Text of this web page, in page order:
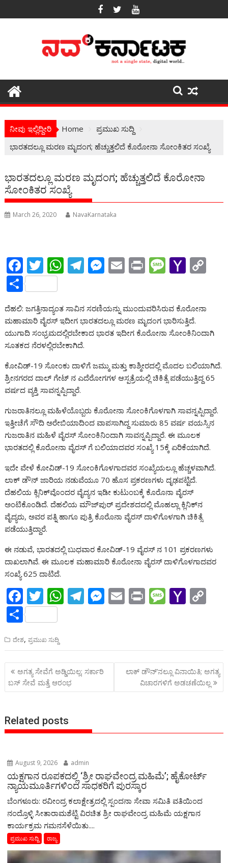
to
ನೀವು ಇಲ್ಲಿದ್ದೀರಿ Home
ಪ್ರಮುಖ ಸುದ್ದಿ
ಭಾರತದಲ್ಲೂ ಮರಣ ಮೃದಂಗ; ಹೆಚ್ಚುತ್ತಲಿದೆ ಕೊರೋನಾ ಸೋಂಕಿತರ ಸಂಖ್ಯೆ
ಭಾರತದಲ್ಲೂ ಮರಣ ಮೃದಂಗ; ಹೆಚ್ಚುತ್ತಲಿದೆ ಕೊರೋನಾ
ಸೋಂಕಿತರ ಸಂಖ್ಯೆ
March 26, 2020 NavaKarnataka
F
ac
e
b
o
o
k
T
w
itt
er
W
s
A
p
p
T
gr
a
M
e
n
er
E
l
Pr M
a
g
Y
o
o
ai
l
Li
k
S
ar
e
ದೆಹಲಿ: ಜಗತ್ತಿನಾದ್ಯಂತ ಸಾವಿನ ಸರಣಿಯನ್ನು ಮುಂದುವರಿಸಿರುವ ಕೊರೋನಾ
ಮಹಾಮಾರಿ ವೈರಸ್ ಇದೀಗ ಭಾರತದಲ್ಲೂ ಮರಣ ಮೃದಂಗ ಭಾರಿಸುತ್ತಿದೆ.
ಯುಗಾದಿ ಸಂಭ್ರಮದಲ್ಲಿರಬೇಕಾದ ಭಾರತ ಇದೀಗ ಕೊರೋನಾ ಸೋಂಕಿನಿಂದಾಗಿ
ಸೂತಕದ ನೆರಳಲ್ಲಿರಬೇಕಾಗಿದೆ.
ಕೋವಿಡ್-19 ಸೋಂಕು ದಾಳಿಗೆ ಜಮ್ಮು ಮತ್ತು ಕಾಶ್ಮೀರದಲ್ಲಿ ಮೊದಲ ಬಲಿಯಾಗಿದೆ.
ಶ್ರೀನಗರದ ದಾಲ್ ಗೇಟ್ ನ ಎದೆರೋಗಗಳ ಆಸ್ಪತ್ರೆಯಲ್ಲಿ ಚಿಕಿತ್ಸೆ ಪಡೆಯುತ್ತಿದ್ದ 65
ವರ್ಷದ ವ್ಯಕ್ತಿ ಸಾವನ್ನಪ್ಪಿದ್ದಾರೆ.
ಗುಜರಾತಿನಲ್ಲೂ ಮಹಿಳೆಯೊಬ್ಬರು ಕೊರೋನಾ ಸೋಂಕಿಗೊಳಗಾಗಿ ಸಾವನ್ನಪ್ಪಿದ್ದಾರೆ.
ಇತ್ತೀಚೆಗೆ ಸೌದಿ ಅರೇಬಿಯಾದಿಂದ ವಾಪಸಾಗಿದ್ದ ಸುಮಾರು 85 ವರ್ಷ ವಯಸ್ಸಿನ
ಗುಜರಾತಿನ ಮಹಿಳೆ ವೈರಸ್ ಸೋಂಕಿನಿಂದಾಗಿ ಸಾವನ್ನಪ್ಪಿದ್ದಾರೆ. ಈ ಮೂಲಕ
ಭಾರತದಲ್ಲಿ ಕೊರೋನಾ ವೈರಸ್ ಗೆ ಬಲಿಯಾದವರ ಸಂಖ್ಯೆ 15ಕ್ಕೆ ಏರಿಕೆಯಾಗಿದೆ.
ಇದೇ ವೇಳೆ ಕೋವಿಡ್-19 ಸೋಂಕಿಗೊಳಗಾದವರ ಸಂಖ್ಯೆಯಲ್ಲೂ ಹೆಚ್ಚಳವಾಗಿದೆ.
ಲಾಕ್ ಡೌನ್ ಜಾರಿಯ ನಡುವೆಯೂ 70 ಹೊಸ ಪ್ರಕರಣಗಳು ದೃಢಪಟ್ಟಿದೆ.
ದೆಹಲಿಯ ಕ್ಲಿನಿಕ್‌ವೊಂದರ ವೈದ್ಯನ ಇಡೀ ಕುಟುಂಬಕ್ಕೆ ಕೊರೊನಾ ವೈರಸ್
ಅಂಟಿಕೊಂಡಿದೆ. ದೆಹಲಿಯ ಮೌಜ್‌ಪುರ್ ಪ್ರದೇಶದದಲ್ಲಿ ಮೊಹಲ್ಲಾ ಕ್ಲಿನಿಕ್‌ನ
ವೈದ್ಯರು, ಅವರ ಪತ್ನಿ ಹಾಗೂ ಪುತ್ರಿ ಕೊರೊನಾ ವೈರಸ್ ದಾಳಿಗೊಳಗಾಗಿ ಚಿಕಿತ್ಸೆ
ಪಡೆಯುತ್ತಿದ್ದಾರೆ.
ಈ ನಡುವೆ, ಭಾರತದಲ್ಲಿ ಬುಧವಾರ ಕೋವಿಡ್-19 ವೈರಸ್ ನ 101 ಪ್ರಕರಣಗಳು
ದಾಖಲಾಗಿವೆ. ಈ ಮೂಲಕ ಮಹಾಮಾರಿ ಕೊರೋನಾ ವೈರಸ್ ದಾಳಿಗೊಳಗಾದವರ
ಸಂಖ್ಯೆ 625 ದಾಟಿದೆ.
F
ac
e
b
o
o
k
T
w
itt
er
W
s
A
p
p
T
gr
a
m
M
e
n
er
E
l
Pr M
a
g
e
Y
o
o
M
ai
y
Li
n
k
S
ar
e
ದೇಶ,ಪ್ರಮುಖ ಸುದ್ದಿ
Post
navigation
ಅಗತ್ಯ ಸೇವೆಗೆ ಅಡ್ಡಿಯಿಲ್ಲ; ಸರ್ಕಾರಿ
ಬಸ್ ಸೇವೆ ಮತ್ತೆ ಆರಂಭ
ಲಾಕ್ ಡೌನ್’ನಲ್ಲೂ ವಿನಾಯಿತಿ; ಅಗತ್ಯ
ವಿಚಾರಗಳಿಗೆ ಅಡಚಣೆಯಿಲ್ಲ
Related posts
August 9, 2026 admin
ಯಕ್ಷಗಾನ ರೂಪಕದಲ್ಲಿ ‘ಶ್ರೀ ರಾಘವೇಂದ್ರ ಮಹಿಮೆ’; ಹೈಕೋರ್ಟ್
ನ್ಯಾಯಮೂರ್ತಿಗಳಿಂದ ಸಾಧಕರಿಗೆ ಪುರಸ್ಕಾರ
ಬೆಂಗಳೂರು: ರವೀಂದ್ರ ಕಲಾಕ್ಷೇತ್ರದಲ್ಲಿ ಸ್ಪಂದನಾ ಸೇವಾ ಸಮಿತಿ ವತಿಯಿಂದ
ನಂದ್ರೊಳ್ಳಿ ಸೀತಾರಾಮಶೆಟ್ಟಿ ವಿರಚಿತ ಶ್ರೀ ರಾಘವೇಂದ್ರ ಮಹಿಮೆ ಯಕ್ಷಗಾನ
ಕಾರ್ಯಕ್ರಮ ಗಮನಸೆಳೆಯಿತು....
ಪ್ರಮುಖ ಸುದ್ದಿ ರಾಜ್ಯ